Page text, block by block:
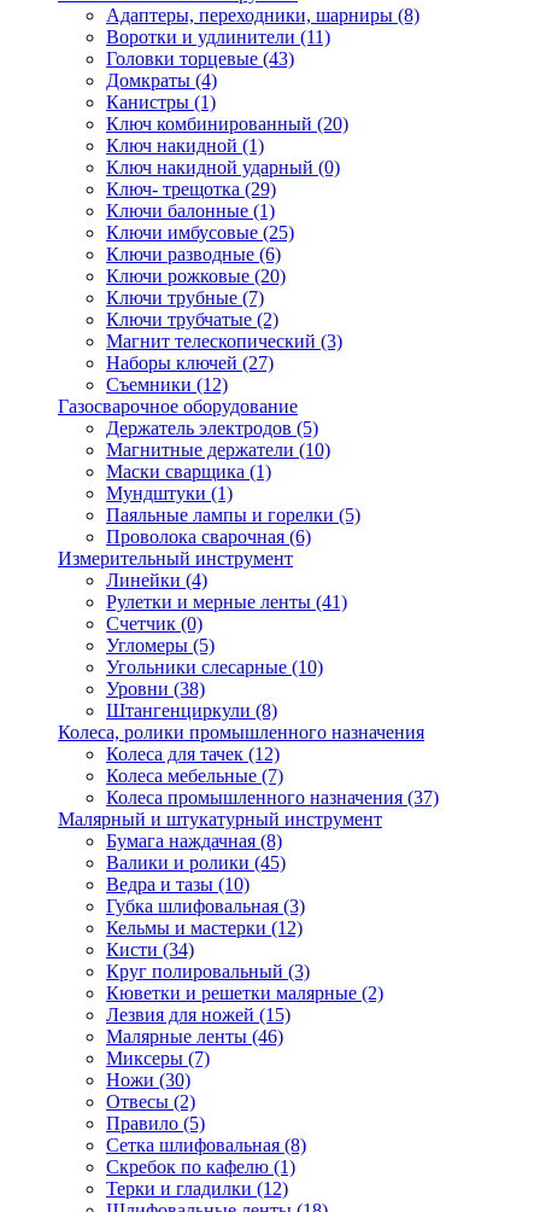
Адаптеры, переходники, шарниры (8)
Воротки и удлинители (11)
Головки торцевые (43)
Домкраты (4)
Канистры (1)
Ключ комбинированный (20)
Ключ накидной (1)
Ключ накидной ударный (0)
Ключ- трещотка (29)
Ключи балонные (1)
Ключи имбусовые (25)
Ключи разводные (6)
Ключи рожковые (20)
Ключи трубные (7)
Ключи трубчатые (2)
Магнит телескопический (3)
Наборы ключей (27)
Съемники (12)
Газосварочное оборудование
Держатель электродов (5)
Магнитные держатели (10)
Маски сварщика (1)
Мундштуки (1)
Паяльные лампы и горелки (5)
Проволока сварочная (6)
Измерительный инструмент
Линейки (4)
Рулетки и мерные ленты (41)
Счетчик (0)
Угломеры (5)
Угольники слесарные (10)
Уровни (38)
Штангенциркули (8)
Колеса, ролики промышленного назначения
Колеса для тачек (12)
Колеса мебельные (7)
Колеса промышленного назначения (37)
Малярный и штукатурный инструмент
Бумага наждачная (8)
Валики и ролики (45)
Ведра и тазы (10)
Губка шлифовальная (3)
Кельмы и мастерки (12)
Кисти (34)
Круг полировальный (3)
Кюветки и решетки малярные (2)
Лезвия для ножей (15)
Малярные ленты (46)
Миксеры (7)
Ножи (30)
Отвесы (2)
Правило (5)
Сетка шлифовальная (8)
Скребок по кафелю (1)
Терки и гладилки (12)